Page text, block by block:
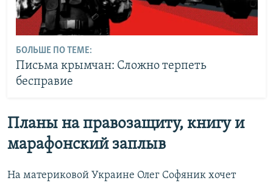
БОЛЬШЕ ПО ТЕМЕ:
Письма крымчан: Сложно терпеть
бесправие
Планы на правозащиту, книгу и
марафонский заплыв
На материковой Украине Олег Софяник хочет